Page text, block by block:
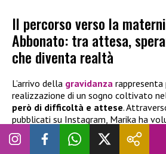
Il percorso verso la
Abbonato: tra attesa,
che diventa realtà
L’arrivo della gravidanza
realizzazione di un sogno coltivato
però di difficoltà e attese.
pubblicati su Instagram, Marika ha
il lato più intimo e delicato di questo
apertamente delle emozioni vissute. In